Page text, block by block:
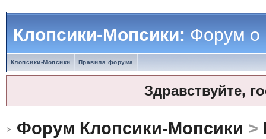
Клопсики-Мопсики:Форум о
Клопсики-Мопсики Правила форума
Здравствуйте,
Форум Клопсики-Мопсики >